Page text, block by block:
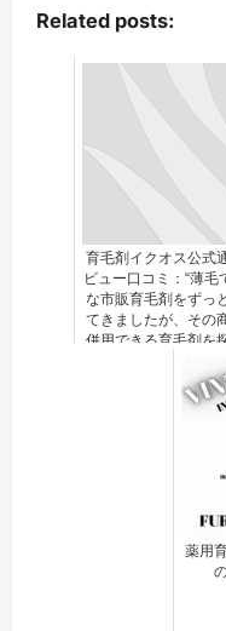
Related posts:
育毛剤イクオス公式
ビュー口コミ：“薄毛
な市販育毛剤をずっ
てきましたが、その
併用できる育毛剤を
薬用